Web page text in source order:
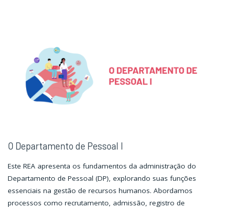
O Departamento de Pessoal I
Este REA apresenta os fundamentos da administração do
Departamento de Pessoal (DP), explorando suas funções
essenciais na gestão de recursos humanos. Abordamos
processos como recrutamento, admissão, registro de